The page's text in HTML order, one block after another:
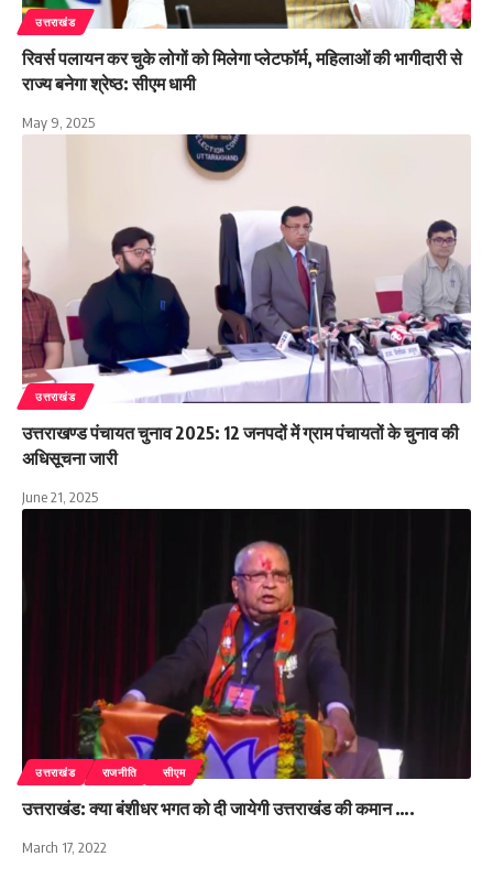
उत्तराखंड
रिवर्स पलायन कर चुके लोगों को मिलेगा प्लेटफॉर्म, महिलाओं की भागीदारी से
राज्य बनेगा श्रेष्ठ: सीएम धामी
May 9, 2025
उत्तराखंड
उत्तराखण्ड पंचायत चुनाव 2025: 12 जनपदों में ग्राम पंचायतों के चुनाव की
अधिसूचना जारी
June 21, 2025
उत्तराखंड राजनीति सीएम
उत्तराखंड: क्या बंशीधर भगत को दी जायेगी उत्तराखंड की कमान ….
March 17, 2022